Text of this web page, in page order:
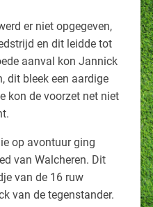
er niet opgegeven,
en dit leidde tot
aanval kon Jannick
dit bleek een aardige
kon de voorzet net niet
op avontuur ging
van Walcheren. Dit
van de 16 ruw
van de tegenstander.